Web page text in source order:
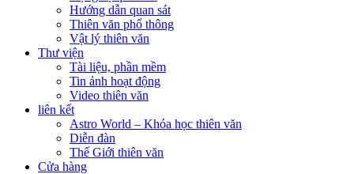
Hướng dẫn quan sát
Thiên văn phổ thông
Vật lý thiên văn
Thư viện
Tài liệu, phần mềm
Tin ảnh hoạt động
Video thiên văn
liên kết
Astro World – Khóa học thiên văn
Diễn đàn
Thế Giới thiên văn
Cửa hàng